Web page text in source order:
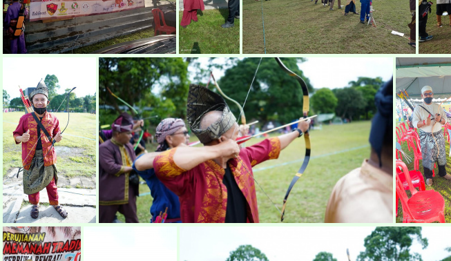
pertandingan-memanah-rembau2021a1 pertandingan-memanah-rembau2021a pertandingan-memanah-rembau2021a2